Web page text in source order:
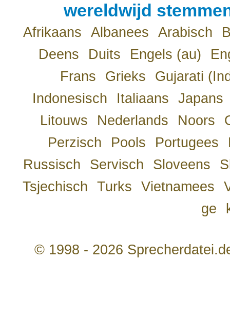
wereldwijd
Afrikaans Albanees Arabisch
Deens
Duits Engels (au)
Frans
Grieks
Gujarati
Indonesisch
Italiaans
Japans
Litouws
Nederlands Noors
Perzisch
Pools Portugees
Russisch
Servisch Sloveens
Tsjechisch
Turks Vietnamees
ge
© 1998 - 2026